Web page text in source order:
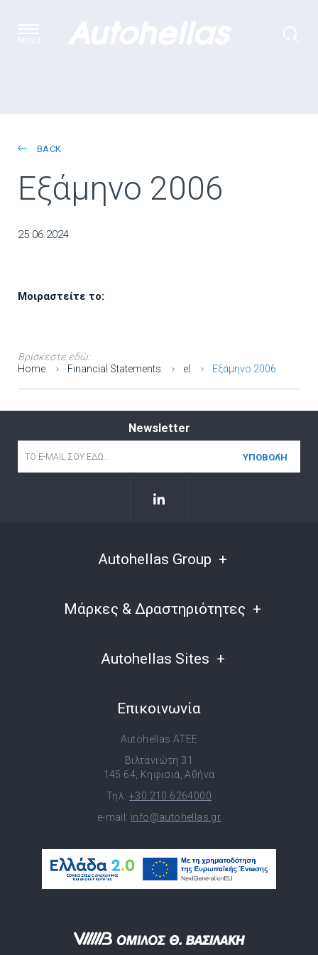
BACK
Εξάμηνο 2006
25.06.2024
Μοιραστείτε το:
Βρίσκεστε εδώ:
Home
Financial Statements el Εξάμηνο 2006
Newsletter
Autohellas Group
Μάρκες & Δραστηριότητες
Autohellas Sites
Επικοινωνία
Autohellas ATEE
Βιλτανιώτη 31
145 64, Κηφισιά, Αθήνα
Τηλ: +30 210 6264000
e-mail: info@autohellas.gr